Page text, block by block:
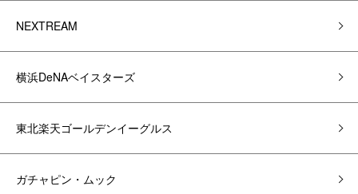
NEXTREAM
横浜DeNAベイスターズ
東北楽天ゴールデンイーグルス
ガチャピン・ムック